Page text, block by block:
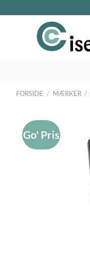
FORSIDE / MÆRKER /
Go' Pris